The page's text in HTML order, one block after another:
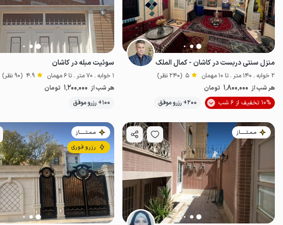
منزل سنتی دربست در کاشان - کمال الملک
2 خوابه . 140 متر . تا 10 مهمان 5 (240 نظر)
هر شب از 1٬800٬000 تومان
10% تخفیف از 6 شب
200+ رزرو موفق خاص
سوئیت مبله در کاشان
1 خوابه . 70 متر . تا 6 مهمان 4.9 (90 نظر)
هر شب از 1٬200٬000 تومان
100+ رزرو موفق
مـمـتــــــاز
مـمـتــــــاز
رزرو فوری